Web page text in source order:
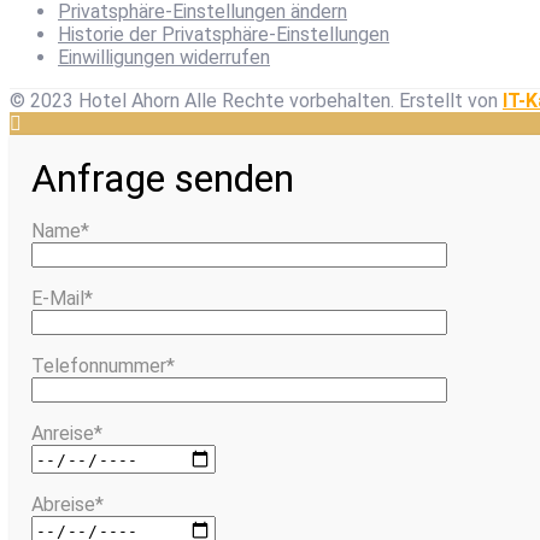
Privatsphäre-Einstellungen ändern
Historie der Privatsphäre-Einstellungen
Einwilligungen widerrufen
© 2023 Hotel Ahorn Alle Rechte vorbehalten. Erstellt von IT-
Anfrage senden
Name*
E-Mail*
Telefonnummer*
Anreise*
Abreise*